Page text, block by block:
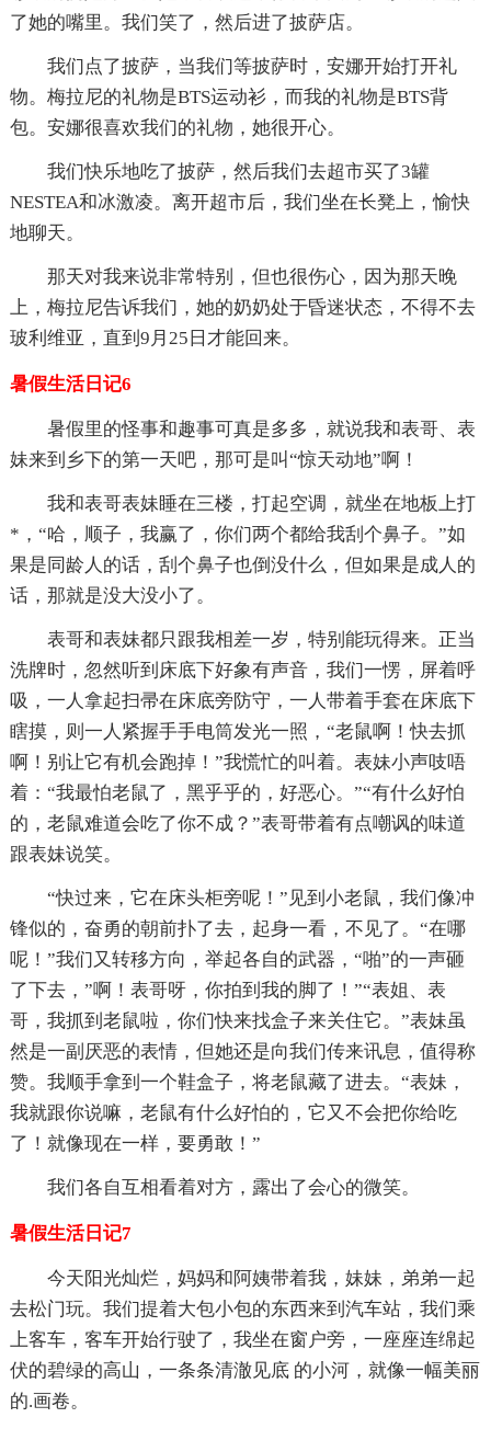
了她的嘴里。我们笑了，然后进了披萨店。
我们点了披萨，当我们等披萨时，安娜开始打开礼
物。梅拉尼的礼物是BTS运动衫，而我的礼物是BTS背
包。安娜很喜欢我们的礼物，她很开心。
我们快乐地吃了披萨，然后我们去超市买了3罐
NESTEA和冰激凌。离开超市后，我们坐在长凳上，愉快
地聊天。
那天对我来说非常特别，但也很伤心，因为那天晚
上，梅拉尼告诉我们，她的奶奶处于昏迷状态，不得不去
玻利维亚，直到9月25日才能回来。
暑假生活日记6
暑假里的怪事和趣事可真是多多，就说我和表哥、表
妹来到乡下的第一天吧，那可是叫“惊天动地”啊！
我和表哥表妹睡在三楼，打起空调，就坐在地板上打
*，“哈，顺子，我赢了，你们两个都给我刮个鼻子。”如
果是同龄人的话，刮个鼻子也倒没什么，但如果是成人的
话，那就是没大没小了。
表哥和表妹都只跟我相差一岁，特别能玩得来。正当
洗牌时，忽然听到床底下好象有声音，我们一愣，屏着呼
吸，一人拿起扫帚在床底旁防守，一人带着手套在床底下
瞎摸，则一人紧握手手电筒发光一照，“老鼠啊！快去抓
啊！别让它有机会跑掉！”我慌忙的叫着。表妹小声吱唔
着：“我最怕老鼠了，黑乎乎的，好恶心。”“有什么好怕
的，老鼠难道会吃了你不成？”表哥带着有点嘲讽的味道
跟表妹说笑。
“快过来，它在床头柜旁呢！”见到小老鼠，我们像冲
锋似的，奋勇的朝前扑了去，起身一看，不见了。“在哪
呢！”我们又转移方向，举起各自的武器，“啪”的一声砸
了下去，”啊！表哥呀，你拍到我的脚了！”“表姐、表
哥，我抓到老鼠啦，你们快来找盒子来关住它。”表妹虽
然是一副厌恶的表情，但她还是向我们传来讯息，值得称
赞。我顺手拿到一个鞋盒子，将老鼠藏了进去。“表妹，
我就跟你说嘛，老鼠有什么好怕的，它又不会把你给吃
了！就像现在一样，要勇敢！”
我们各自互相看着对方，露出了会心的微笑。
暑假生活日记7
今天阳光灿烂，妈妈和阿姨带着我，妹妹，弟弟一起
去松门玩。我们提着大包小包的东西来到汽车站，我们乘
上客车，客车开始行驶了，我坐在窗户旁，一座座连绵起
伏的碧绿的高山，一条条清澈见底 的小河，就像一幅美丽
的.画卷。